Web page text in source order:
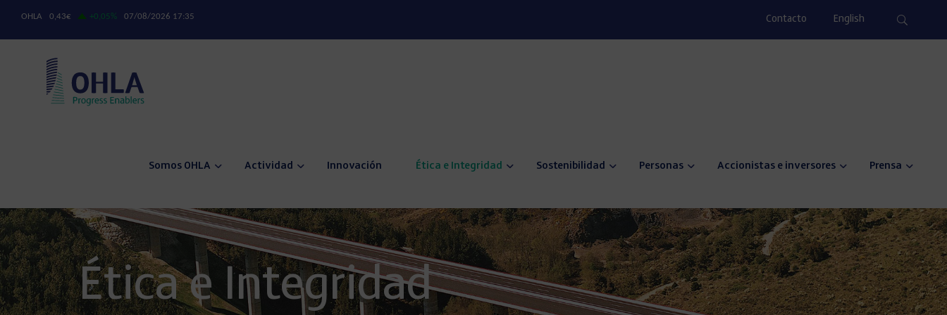
Contacto English
Somos OHLA Actividad Innovación Ética e Integridad Sostenibilidad Personas Accionistas e inversores Prensa
Ética e Integridad